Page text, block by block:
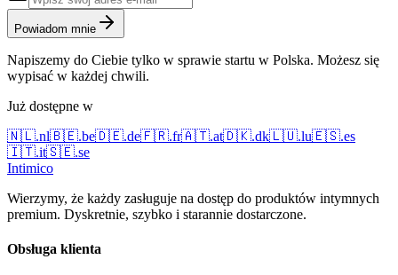
Powiadom mnie
Napiszemy do Ciebie tylko w sprawie startu w Polska. Możesz się
wypisać w każdej chwili.
Już dostępne w
🇳🇱.nl🇧🇪.be🇩🇪.de🇫🇷.fr🇦🇹.at🇩🇰.dk🇱🇺.lu🇪🇸.es
🇮🇹.it🇸🇪.se
Intimico
Wierzymy, że każdy zasługuje na dostęp do produktów intymnych
premium. Dyskretnie, szybko i starannie dostarczone.
Obsługa klienta